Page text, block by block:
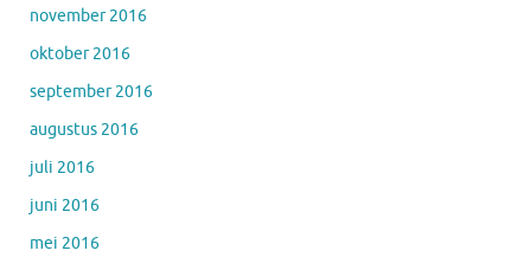
november 2016
oktober 2016
september 2016
augustus 2016
juli 2016
juni 2016
mei 2016